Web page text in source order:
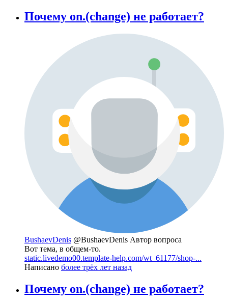
Почему on.(change) не работает?
BushaevDenis @BushaevDenis Автор вопроса
Вот тема, в общем-то.
static.livedemo00.template-help.com/wt_61177/shop-...
Написано более трёх лет назад
Почему on.(change) не работает?